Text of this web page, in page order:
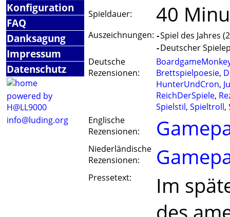
Konfiguration
FAQ
Danksagung
Impressum
Datenschutz
powered by
H@LL9000
info@luding.org
Spieldauer: 40
Auszeichnungen: -Spiel des Jahres
-Deutscher
Deutsche
Rezensionen:
Brettspielpoesie,
HunterUndCron,
ReichDerSpiele,
Spielstil, Spieltroll,
Englische
Rezensionen:
Niederländische
Rezensionen:
Pressetext:
Im